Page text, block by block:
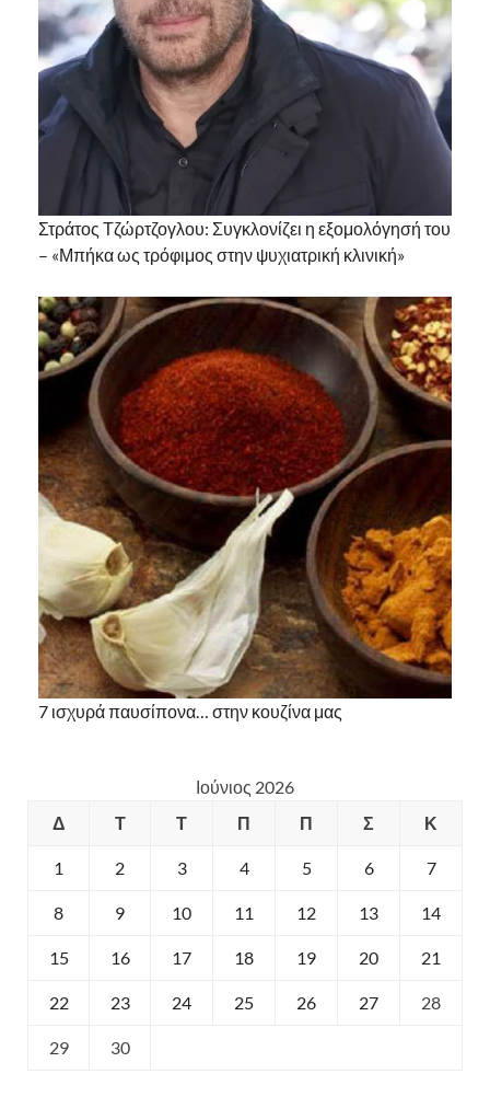
Στράτος Τζώρτζογλου: Συγκλονίζει η εξομολόγησή του
– «Μπήκα ως τρόφιμος στην ψυχιατρική κλινική»
7 ισχυρά παυσίπονα… στην κουζίνα μας
Ιούνιος 2026
Δ
Τ Τ Π Π Σ Κ
1 2 3 4 5 6 7
8 9 10 11 12 13 14
15 16 17 18 19 20 21
22 23 24 25 26 27 28
29 30